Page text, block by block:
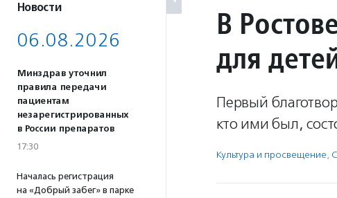
Новости
06.08.2026
Минздрав уточнил
правила передачи
пациентам
незарегистрированных
в России препаратов
17:30
Началась регистрация
на «Добрый забег» в парке
В
для
Первый
кто ими был,
Культура и просвещение,